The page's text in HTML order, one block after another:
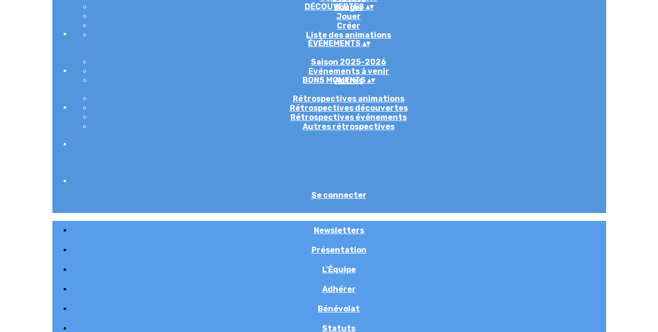
Bouger
Jouer
Créer
Liste des animations
DÉCOUVERTES ▴▾
ÉVÉNEMENTS ▴▾
Saison 2025-2026
Evénements à venir
Autres
BONS MOMENTS ▴▾
Rétrospectives animations
Rétrospectives découvertes
Rétrospectives événements
Autres rétrospectives
Se connecter
Newsletters
Présentation
L'Équipe
Adhérer
Bénévolat
Statuts